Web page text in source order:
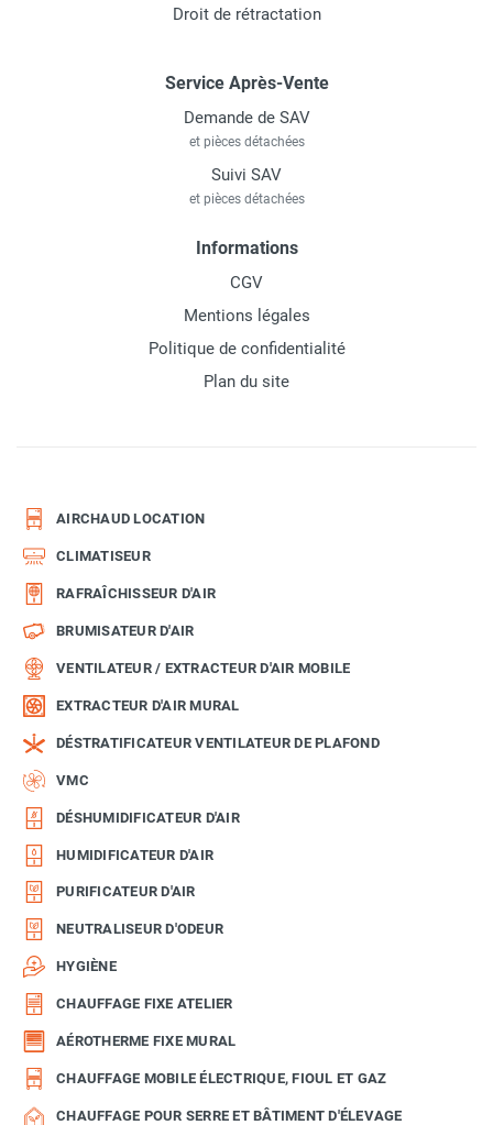
Droit de rétractation
Service Après-Vente
Demande de SAV
et pièces détachées
Suivi SAV
et pièces détachées
Informations
CGV
Mentions légales
Politique de confidentialité
Plan du site
AIRCHAUD LOCATION
CLIMATISEUR
RAFRAÎCHISSEUR D'AIR
BRUMISATEUR D'AIR
VENTILATEUR / EXTRACTEUR D'AIR MOBILE
EXTRACTEUR D'AIR MURAL
DÉSTRATIFICATEUR VENTILATEUR DE PLAFOND
VMC
DÉSHUMIDIFICATEUR D'AIR
HUMIDIFICATEUR D'AIR
PURIFICATEUR D'AIR
NEUTRALISEUR D'ODEUR
HYGIÈNE
CHAUFFAGE FIXE ATELIER
AÉROTHERME FIXE MURAL
CHAUFFAGE MOBILE ÉLECTRIQUE, FIOUL ET GAZ
CHAUFFAGE POUR SERRE ET BÂTIMENT D'ÉLEVAGE